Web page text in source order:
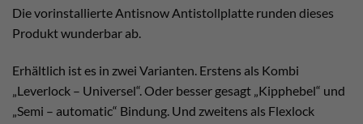
Die vorinstallierte Antisnow Antistollplatte runden dieses
Produkt wunderbar ab.
Erhältlich ist es in zwei Varianten. Erstens als Kombi
„Leverlock – Universel“. Oder besser gesagt „Kipphebel“ und
„Semi – automatic“ Bindung. Und zweitens als Flexlock